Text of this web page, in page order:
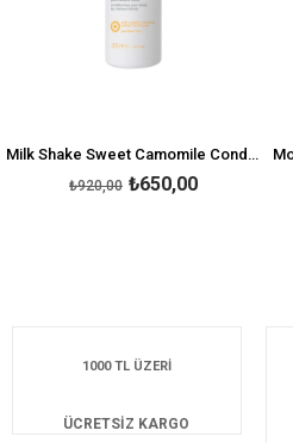
Milk Shake Sweet Camomile Conditioner 300 ML
₺650,00
₺920,00
1000 TL ÜZERİ
ÜCRETSİZ KARGO